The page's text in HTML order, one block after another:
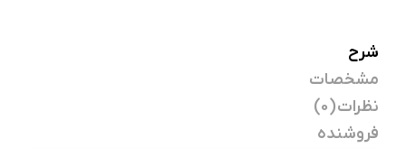
شرح
مشخصات
نظرات (0)
فروشنده